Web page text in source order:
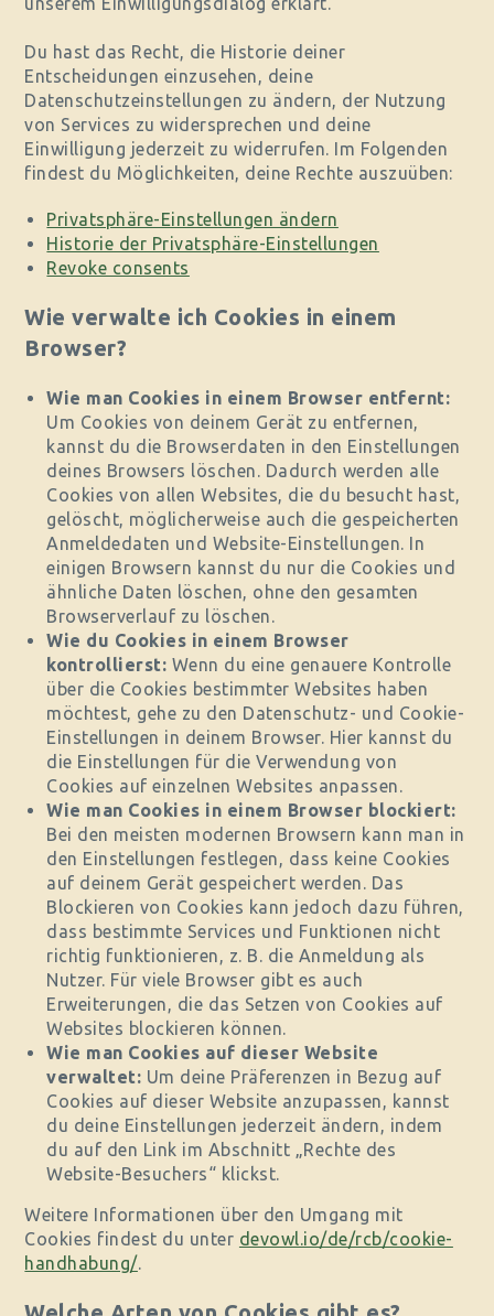
Du hast das Recht, die Historie deiner
Entscheidungen einzusehen, deine
Datenschutzeinstellungen zu ändern, der Nutzung
von Services zu widersprechen und deine
Einwilligung jederzeit zu widerrufen. Im Folgenden
findest du Möglichkeiten, deine Rechte auszuüben:
Privatsphäre-Einstellungen ändern
Historie der Privatsphäre-Einstellungen
Revoke consents
Wie verwalte ich Cookies in einem
Browser?
Wie man Cookies in einem Browser entfernt:
Um Cookies von deinem Gerät zu entfernen,
kannst du die Browserdaten in den Einstellungen
deines Browsers löschen. Dadurch werden alle
Cookies von allen Websites, die du besucht hast,
gelöscht, möglicherweise auch die gespeicherten
Anmeldedaten und Website-Einstellungen. In
einigen Browsern kannst du nur die Cookies und
ähnliche Daten löschen, ohne den gesamten
Browserverlauf zu löschen.
Wie du Cookies in einem Browser
kontrollierst: Wenn du eine genauere Kontrolle
über die Cookies bestimmter Websites haben
möchtest, gehe zu den Datenschutz- und Cookie-
Einstellungen in deinem Browser. Hier kannst du
die Einstellungen für die Verwendung von
Cookies auf einzelnen Websites anpassen.
Wie man Cookies in einem Browser blockiert:
Bei den meisten modernen Browsern kann man in
den Einstellungen festlegen, dass keine Cookies
auf deinem Gerät gespeichert werden. Das
Blockieren von Cookies kann jedoch dazu führen,
dass bestimmte Services und Funktionen nicht
richtig funktionieren, z. B. die Anmeldung als
Nutzer. Für viele Browser gibt es auch
Erweiterungen, die das Setzen von Cookies auf
Websites blockieren können.
Wie man Cookies auf dieser Website
verwaltet: Um deine Präferenzen in Bezug auf
Cookies auf dieser Website anzupassen, kannst
du deine Einstellungen jederzeit ändern, indem
du auf den Link im Abschnitt „Rechte des
Website-Besuchers“ klickst.
Weitere Informationen über den Umgang mit
Cookies findest du unter devowl.io/de/rcb/cookie-
handhabung/.